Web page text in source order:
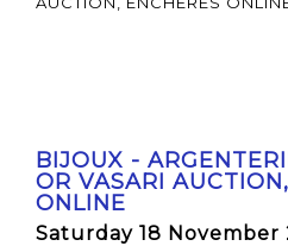
BIJOUX -
OR VASARI
ONLINE
Saturday 18 November